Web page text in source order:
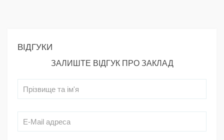
ВІДГУКИ
ЗАЛИШТЕ ВІДГУК ПРО ЗАКЛАД